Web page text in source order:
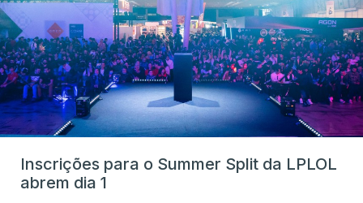
Inscrições para o Summer Split da LPLOL
abrem dia 1